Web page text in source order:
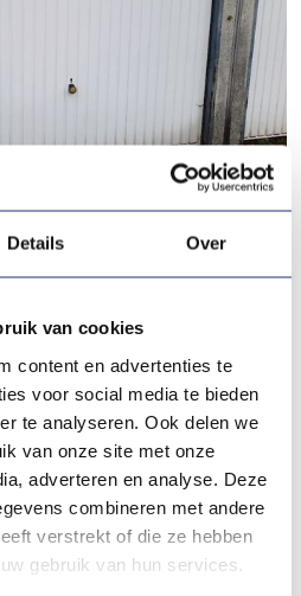
Details Over
van cookies
content en advertenties te
voor social media te bieden
te analyseren. Ook delen we
van onze site met onze
adverteren en analyse. Deze
combineren met andere
verstrekt of die ze hebben
gebruik van hun services.
of opslag